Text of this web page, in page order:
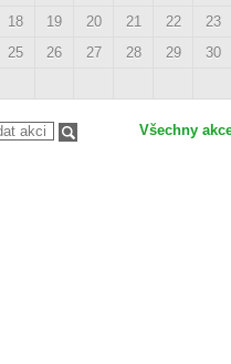
18 19 20 21 22
23
25 26 27 28 29
30
Všechny